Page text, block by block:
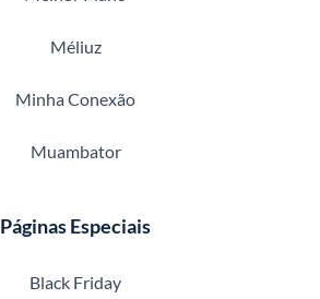
Méliuz
Minha Conexão
Muambator
Páginas Especiais
Black Friday